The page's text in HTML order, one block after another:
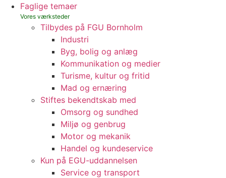
Faglige temaer
Tilbydes på FGU Bornholm
Industri
Byg, bolig og anlæg
Kommunikation og medier
Turisme, kultur og fritid
Mad og ernæring
Stiftes bekendtskab med
Omsorg og sundhed
Miljø og genbrug
Motor og mekanik
Handel og kundeservice
Kun på EGU-uddannelsen
Service og transport